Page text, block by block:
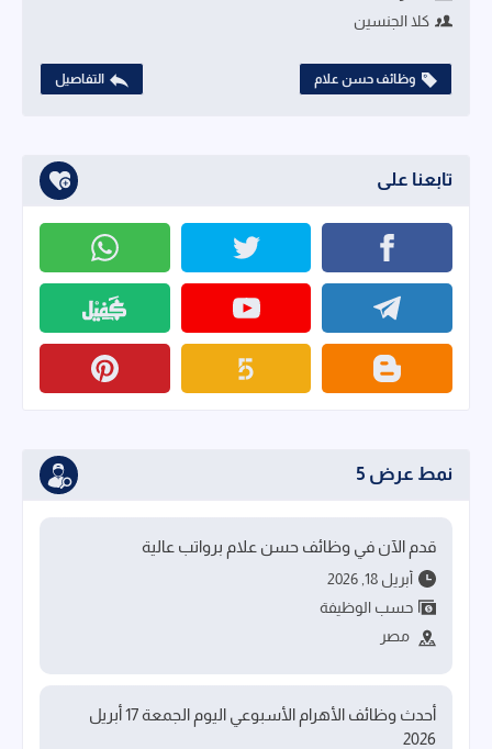
كلا الجنسين
وظائف حسن علام التفاصيل
تابعنا على
نمط عرض 5
قدم الآن في وظائف حسن علام برواتب عالية
أبريل 18, 2026
حسب الوظيفة
مصر
أحدث وظائف الأهرام الأسبوعي اليوم الجمعة 17 أبريل
2026